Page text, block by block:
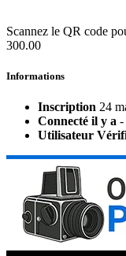
Scannez le QR code
300.00
Informations
Inscription 24
Connecté il y a -
Utilisateur